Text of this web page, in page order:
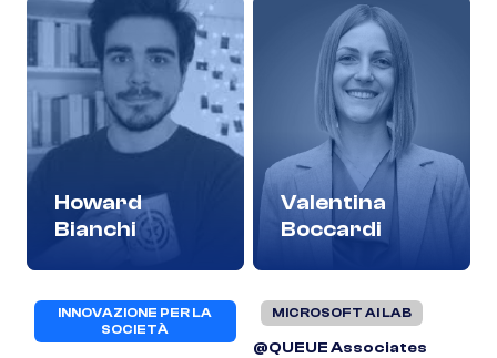
Howard
Bianchi
INNOVAZIONE PER LA
SOCIETÀ
Valentina
Boccardi
MICROSOFT AI LAB
@QUEUE Associates